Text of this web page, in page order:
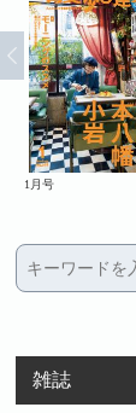
1月号
雑誌